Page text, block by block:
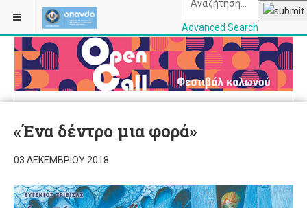
Advanced Search
«Ένα δέντρο μια φορά»
03 ΔΕΚΕΜΒΡΊΟΥ 2018